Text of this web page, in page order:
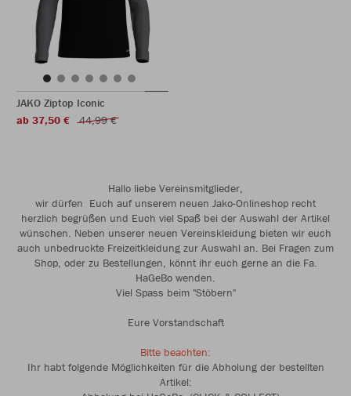
JAKO Ziptop Iconic
ab 37,50 €
44,99 €
Hallo liebe Vereinsmitglieder,
wir dürfen Euch auf unserem neuen Jako-Onlineshop recht
herzlich begrüßen und Euch viel Spaß bei der Auswahl der Artikel
wünschen. Neben unserer neuen Vereinskleidung bieten wir euch
auch unbedruckte Freizeitkleidung zur Auswahl an. Bei Fragen zum
Shop, oder zu Bestellungen, könnt ihr euch gerne an die Fa.
HaGeBo wenden.
Viel Spass beim "Stöbern"
Eure Vorstandschaft
Bitte beachten:
Ihr habt folgende Möglichkeiten für die Abholung der bestellten
Artikel: